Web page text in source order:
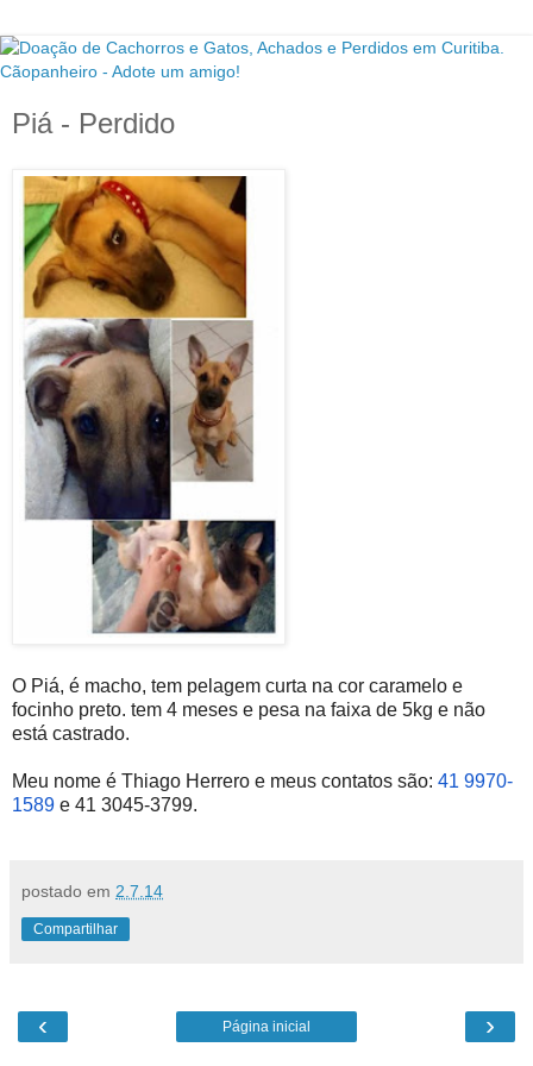
Piá - Perdido
O Piá, é macho, tem pelagem curta na cor caramelo e
focinho preto. tem 4 meses e pesa na faixa de 5kg e não
está castrado.
Meu nome é Thiago Herrero e meus contatos são: 41 9970-
1589 e 41 3045-3799.
postado em 2.7.14
Compartilhar
‹ ›
Página inicial